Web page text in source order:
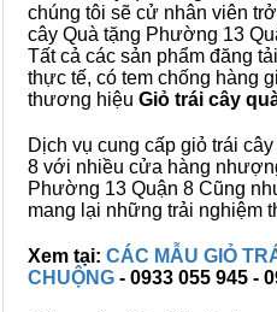
chúng tôi sẽ cử nhân viên
cây Quà tặng Phường 13
Tất cả các sản phẩm đăng
thực tế, có tem chống hàng
thương hiệu Giỏ trái cây
Dịch vụ cung cấp giỏ trái
8 với nhiều cửa hàng
Phường 13 Quận 8 Cũng
mang lại những trải nghiệm
Xem tại: CÁC MẪU GIỎ
CHUỘNG - 0933 055 945 -